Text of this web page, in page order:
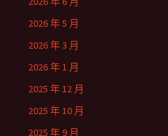
2026 年 5 月
2026 年 3 月
2026 年 1 月
2025 年 12 月
2025 年 10 月
2025 年 9 月